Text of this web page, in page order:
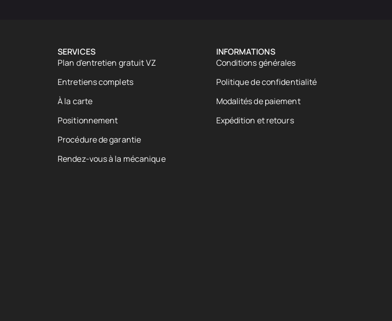
SERVICES
Plan d'entretien gratuit VZ
Entretiens complets
À la carte
Positionnement
Procédure de garantie
Rendez-vous à la mécanique
INFORMATIONS
Conditions générales
Politique de confidentialité
Modalités de paiement
Expédition et retours